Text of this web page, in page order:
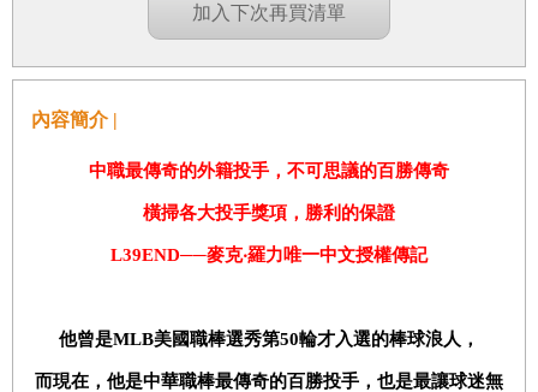
加入下次再買清單
內容簡介 |
中職最傳奇的外籍投手，不可思議的百勝傳奇
橫掃各大投手獎項，勝利的保證
L39END──麥克‧羅力唯一中文授權傳記
他曾是MLB美國職棒選秀第50輪才入選的棒球浪人，
而現在，他是中華職棒最傳奇的百勝投手，也是最讓球迷無